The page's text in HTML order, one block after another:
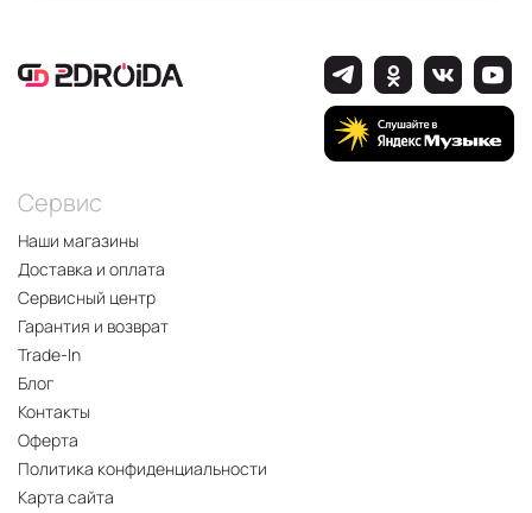
Сервис
Наши магазины
Доставка и оплата
Сервисный центр
Гарантия и возврат
Trade-In
Блог
Контакты
Оферта
Политика конфиденциальности
Карта сайта